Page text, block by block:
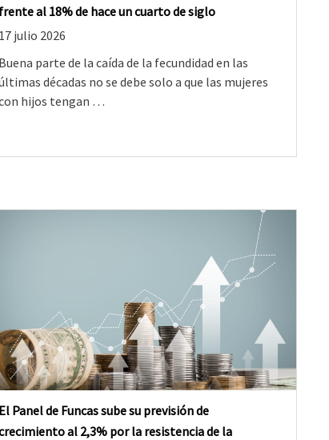
frente al 18% de hace un cuarto de siglo
17 julio 2026
Buena parte de la caída de la fecundidad en las
décadas no se debe solo a que las mujeres
hijos tengan …
El Panel de Funcas sube su previsión de
al 2,3% por la resistencia de la